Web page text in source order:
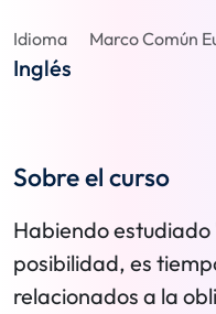
Idioma
Inglés
Marco Común
Sobre el curso
Habiendo
posibilidad, es
relacionados a la